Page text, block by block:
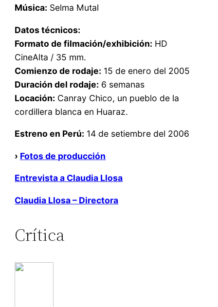
Música: Selma Mutal
Datos técnicos:
Formato de filmación/exhibición: HD
CineAlta / 35 mm.
Comienzo de rodaje: 15 de enero del 2005
Duración del rodaje: 6 semanas
Locación: Canray Chico, un pueblo de la
cordillera blanca en Huaraz.
Estreno en Perú: 14 de setiembre del 2006
› Fotos de producción
Entrevista a Claudia Llosa
Claudia Llosa – Directora
Crítica